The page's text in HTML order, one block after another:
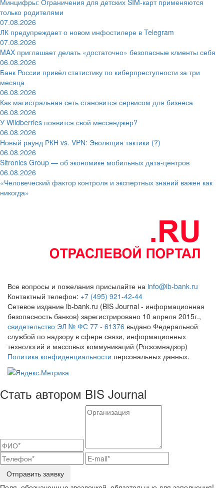
только родителями
07.08.2026
ЛК предупреждает о новом инфостилере в Telegram
07.08.2026
MAX приглашает делать «достаточно» безопасные клиенты себя
06.08.2026
Банк России привёл статистику по киберпреступности за три
месяца
06.08.2026
Как магистральная сеть становится сервисом для бизнеса
06.08.2026
У Wildberries появится свой мессенджер?
06.08.2026
Новый раунд РКН vs. VPN: Эволюция тактики (?)
06.08.2026
Sitronics Group — об экономике мобильных дата-центров
06.08.2026
«Человеческий фактор контроля и экспертных знаний важен как
никогда»
Все вопросы и пожелания присылайте на info@ib-bank.ru
Контактный телефон: +7 (495) 921-42-44
Сетевое издание ib-bank.ru (BIS Journal - информационная
безопасность банков) зарегистрировано 10 апреля 2015г.,
свидетельство ЭЛ № ФС 77 - 61376 выдано Федеральной
службой по надзору в сфере связи, информационных
технологий и массовых коммуникаций (Роскомнадзор)
Политика конфиденциальности персональных данных.
Стать автором BIS Journal
Отправить заявку